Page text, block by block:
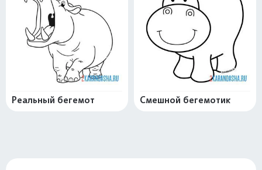
Реальный бегемот Смешной бегемотик